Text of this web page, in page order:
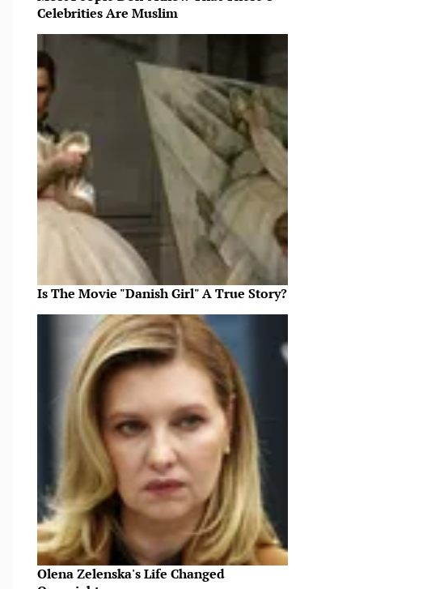
Celebrities Are Muslim
Is The Movie "Danish Girl" A True Story?
Olena Zelenska's Life Changed